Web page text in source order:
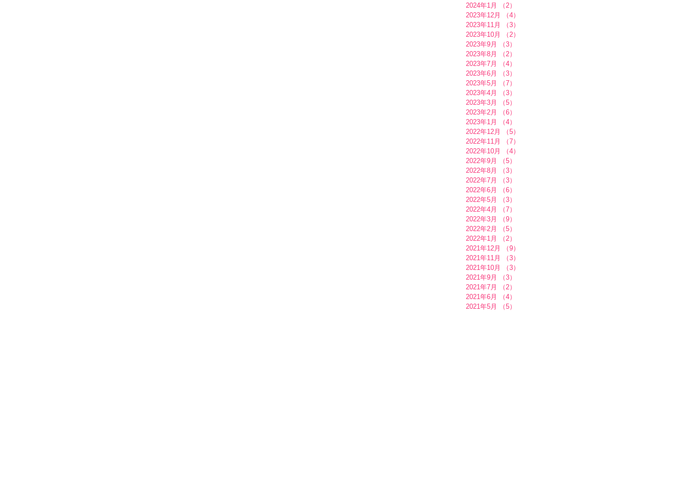
2024年1月
（2）
2023年12月
（4）
2023年11月
（3）
2023年10月
（2）
2023年9月
（3）
2023年8月
（2）
2023年7月
（4）
2023年6月
（3）
2023年5月
（7）
2023年4月
（3）
2023年3月
（5）
2023年2月
（6）
2023年1月
（4）
2022年12月
（5）
2022年11月
（7）
2022年10月
（4）
2022年9月
（5）
2022年8月
（3）
2022年7月
（3）
2022年6月
（6）
2022年5月
（3）
2022年4月
（7）
2022年3月
（9）
2022年2月
（5）
2022年1月
（2）
2021年12月
（9）
2021年11月
（3）
2021年10月
（3）
2021年9月
（3）
2021年7月
（2）
2021年6月
（4）
2021年5月
（5）